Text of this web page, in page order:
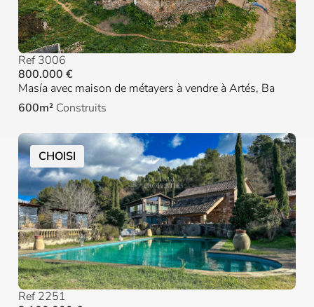
Ref 3006
800.000 €
Masía avec maison de métayers à vendre à Artés, Ba
600m² Construits
CHOISI
Ref 2251